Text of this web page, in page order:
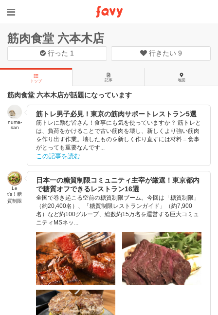
筋肉食堂 六本木店
行った 1 行きたい 9
トップ 記事 地図
筋肉食堂 六本木店が話題になっています
numa-
san
筋トレ男子必見！東京の筋肉サポートレストラン5選
筋トレに励む皆さん！食事にも気を使っていますか？ 筋トレと
は、負荷をかけることで古い筋肉を壊し、新しくより強い筋肉
を作り出す作業。壊したものを新しく作り直すには材料＝食事
がとっても重要なんです...
この記事を読む
Le
t's！糖
質制限
日本一の糖質制限コミュニティ主宰が厳選！東京都内
で糖質オフできるレストラン16選
全国で巻き起こる空前の糖質制限ブーム。今回は「糖質制限」
（約20,400名）、「糖質制限レストランガイド」（約7,900
名）など約100グループ、総数約15万名を運営する巨大コミュ
ニティMSネッ...